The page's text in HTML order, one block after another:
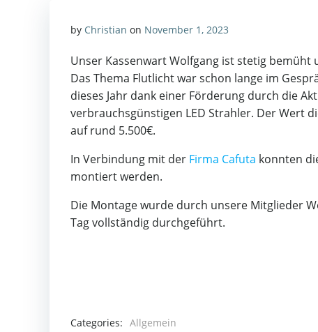
by Christian on November 1, 2023
Unser Kassenwart Wolfgang ist stetig bemüht
Das Thema Flutlicht war schon lange im
dieses Jahr dank einer Förderung durch die
verbrauchsgünstigen LED Strahler. Der Wert
auf rund 5.500€.
In Verbindung mit der Firma Cafuta konnten
montiert werden.
Die Montage wurde durch unsere Mitglieder
Tag vollständig durchgeführt.
Categories: Allgemein